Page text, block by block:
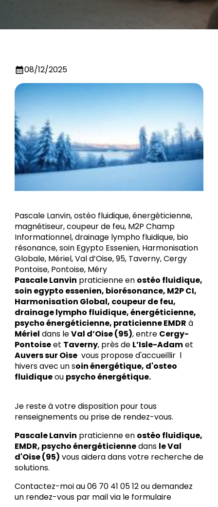
calendar_month08/12/2025
Pascale Lanvin, ostéo fluidique, énergéticienne,
magnétiseur, coupeur de feu, M2P Champ
Informationnel, drainage lympho fluidique, bio
résonance, soin Egypto Essenien, Harmonisation
Globale, Mériel, Val d’Oise, 95, Taverny, Cergy
Pontoise, Pontoise, Méry
Pascale Lanvin praticienne en ostéo fluidique,
soin egypto essenien, biorésonance, M2P CI,
Harmonisation Global, coupeur de feu,
drainage lympho fluidique, énergéticienne,
psycho énergéticienne, praticienne EMDR à
Mériel dans leVal d’Oise (95), entre Cergy-
Pontoiseet Taverny, près de L’Isle-Adamet
Auvers sur Oisevous propose d'accueillir l
hivers avec un soin énergétique, d'osteo
fluidiqueou psycho énergétique.
Je reste à votre disposition pour tous
renseignements ou prise de rendez-vous.
Pascale Lanvin praticienne en ostéo fluidique,
EMDR, psycho énergéticiennedans le Val
d'Oise (95) vous aidera dans votre recherche de
solutions.
Contactez-moi au 06 70 41 05 12 ou demandez
un rendez-vous par mail via le formulaire